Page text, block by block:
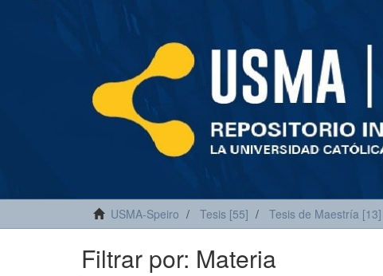
USMA-Speiro Tesis [55] Tesis de Maestría [13]
Filtrar por: Materia